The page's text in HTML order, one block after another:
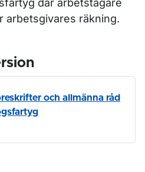
där arbetstagare
arbetsgivares räkning.
och allmänna råd